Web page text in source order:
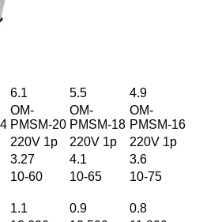
6.1 5.5
4.9
OM-
PMSM-20
OM-
PMSM-18
OM-
PMSM-16
220V 1p 220V 1p
220V 1p
3.27 4.1
3.6
10-60 10-65 10-75
1.1 0.9
0.8